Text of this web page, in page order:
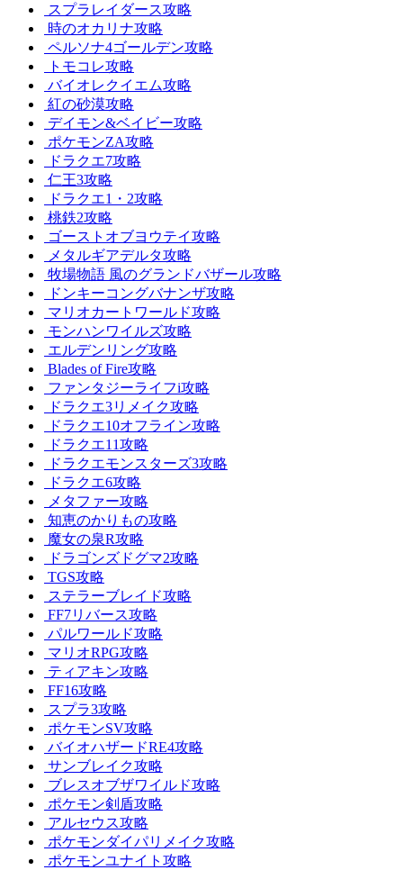
スプラレイダース攻略
時のオカリナ攻略
ペルソナ4ゴールデン攻略
トモコレ攻略
バイオレクイエム攻略
紅の砂漠攻略
デイモン&ベイビー攻略
ポケモンZA攻略
ドラクエ7攻略
仁王3攻略
ドラクエ1・2攻略
桃鉄2攻略
ゴーストオブヨウテイ攻略
メタルギアデルタ攻略
牧場物語 風のグランドバザール攻略
ドンキーコングバナンザ攻略
マリオカートワールド攻略
モンハンワイルズ攻略
エルデンリング攻略
Blades of Fire攻略
ファンタジーライフi攻略
ドラクエ3リメイク攻略
ドラクエ10オフライン攻略
ドラクエ11攻略
ドラクエモンスターズ3攻略
ドラクエ6攻略
メタファー攻略
知恵のかりもの攻略
魔女の泉R攻略
ドラゴンズドグマ2攻略
TGS攻略
ステラーブレイド攻略
FF7リバース攻略
パルワールド攻略
マリオRPG攻略
ティアキン攻略
FF16攻略
スプラ3攻略
ポケモンSV攻略
バイオハザードRE4攻略
サンブレイク攻略
ブレスオブザワイルド攻略
ポケモン剣盾攻略
アルセウス攻略
ポケモンダイパリメイク攻略
ポケモンユナイト攻略